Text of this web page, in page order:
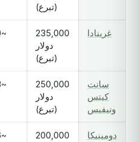
(تبرع)
غرينادا
235,000
دولار
(تبرع)
~140
سانت
كيتس
ونيفيس
250,000
دولار
(تبرع)
~148
دومينيكا
200,000
~136